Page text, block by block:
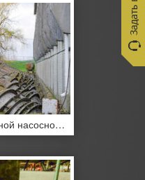
Выходные трубы водяной насосной станции.